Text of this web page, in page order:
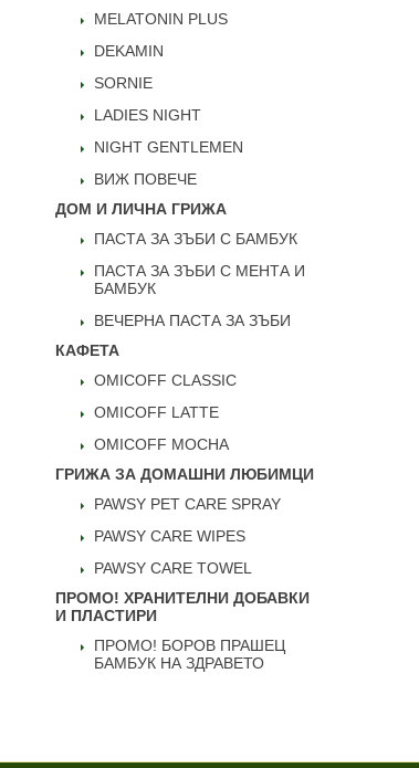
MELATONIN PLUS
DEKAMIN
SORNIE
LADIES NIGHT
NIGHT GENTLEMEN
ВИЖ ПОВЕЧЕ
ДОМ И ЛИЧНА ГРИЖА
ПАСТА ЗА ЗЪБИ С БАМБУК
ПАСТА ЗА ЗЪБИ С МЕНТА И
БАМБУК
ВЕЧЕРНА ПАСТА ЗА ЗЪБИ
КАФЕТА
OMICOFF CLASSIC
OMICOFF LATTE
OMICOFF MOCHA
ГРИЖА ЗА ДОМАШНИ ЛЮБИМЦИ
PAWSY PET CARE SPRAY
PAWSY CARE WIPES
PAWSY CARE TOWEL
ПРОМО! ХРАНИТЕЛНИ ДОБАВКИ
И ПЛАСТИРИ
ПРОМО! БОРОВ ПРАШЕЦ
БАМБУК НА ЗДРАВЕТО